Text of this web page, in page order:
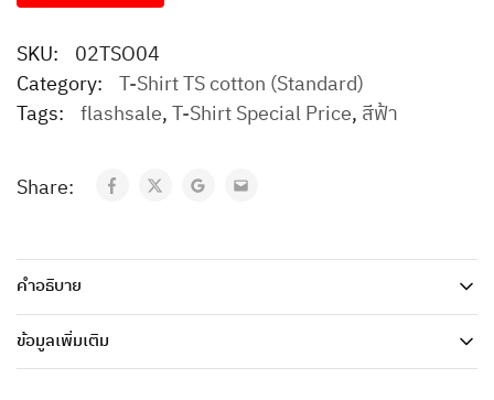
SKU: 02TSO04
Category: T-Shirt TS cotton (Standard)
Tags: flashsale,T-Shirt Special Price, สีฟ้า
Share:
คำอธิบาย
ข้อมูลเพิ่มเติม